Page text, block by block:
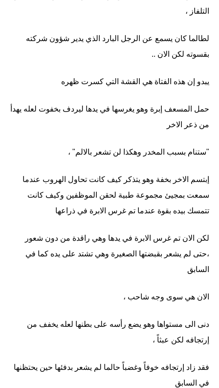
التلفاز ،
لطالما كان يسمع عن الرجل البارد الذي يدير شؤون شركته
بقسوته لكن الان ..
يبدو إن هذه الفتاة هي القشة التي كسرت ظهره
حمل المسعف إبرة وهو يغرسها في يدها ليردف بخفوت لعله يهدأ
من ذعر الاخر
"ستنام بسبب المخدر وهكذا لن تشعر بالالم" ،
إبتسم الاخر بخفة وهو يتذكر كيف كانت تحاول الهروب عندما
سمعت بمجيئ مجموعة طبية لحقن الموظفين وكيف كانت
تتمسك بيده بقوة عندما تم غرس الابرة في ذراعها
لكن الان تم غرس الابرة في يدها وهي راقدة من دون شعور
،حتى لم يشعر بقبضتها الصغيرة وهي تشتد على يده كما في
السابق
الان هي سوى وجه شاحب ،
دنى الى مستواها وهو يضع رأسه على بطنها لعله يخفف من
إرتجافه لكن عبثاً ،
فقد زاد إرتجافه خوفاً وغضباً حالما لم يشعر بدفئها حين يحتظنها
في السابق